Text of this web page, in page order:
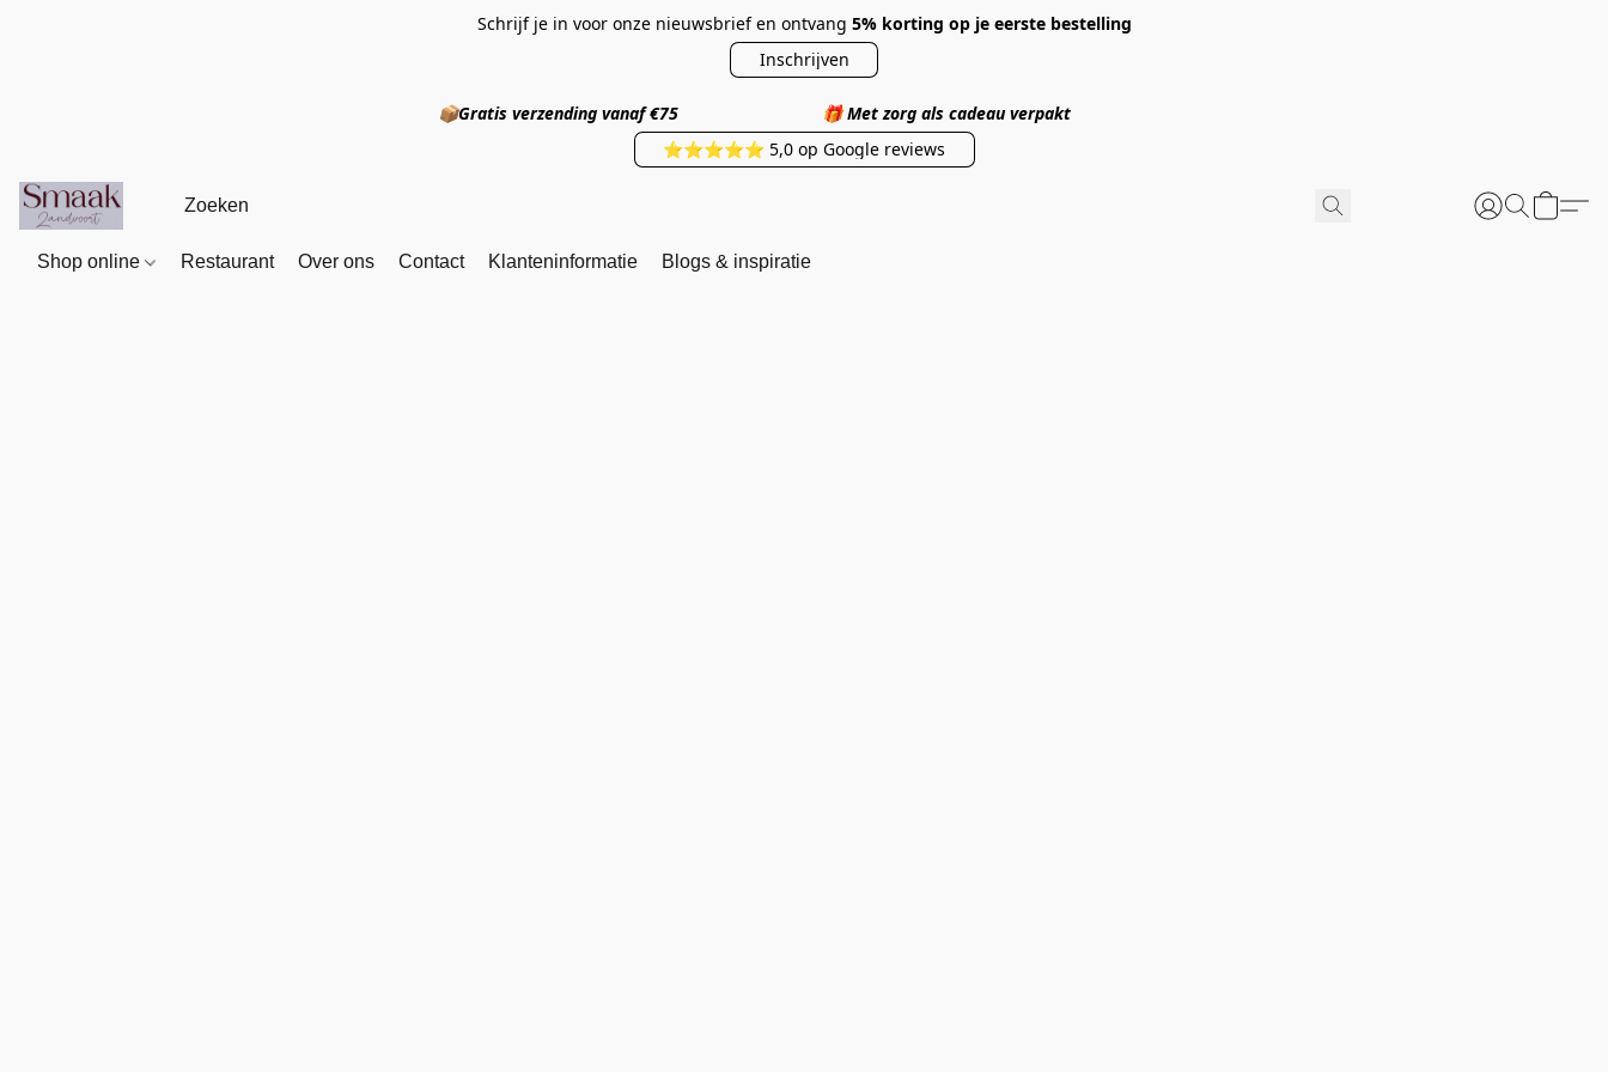
Schrijf je in voor onze nieuwsbrief en ontvang 5% korting op je eerste bestelling
Inschrijven
📦Gratis verzending vanaf €75 🎁Met zorg als cadeau verpakt
⭐⭐⭐⭐⭐ 5,0 op Google reviews
Shop online Restaurant Over ons Contact Klanteninformatie Blogs & inspiratie